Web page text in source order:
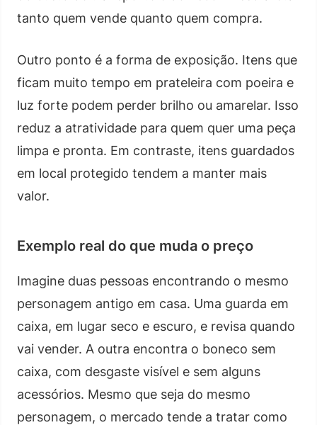
tanto quem vende quanto quem compra.
Outro ponto é a forma de exposição. Itens que
ficam muito tempo em prateleira com poeira e
luz forte podem perder brilho ou amarelar. Isso
reduz a atratividade para quem quer uma peça
limpa e pronta. Em contraste, itens guardados
em local protegido tendem a manter mais
valor.
Exemplo real do que muda o preço
Imagine duas pessoas encontrando o mesmo
personagem antigo em casa. Uma guarda em
caixa, em lugar seco e escuro, e revisa quando
vai vender. A outra encontra o boneco sem
caixa, com desgaste visível e sem alguns
acessórios. Mesmo que seja do mesmo
personagem, o mercado tende a tratar como